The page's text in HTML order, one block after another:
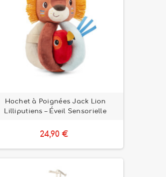
Hochet à Poignées Jack Lion
Lilliputiens – Éveil Sensorielle
24,90 €